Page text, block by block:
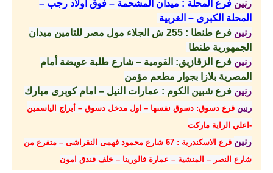
رنين فرع المحلة : ميدان المشحمة – فوق اولاد رجب –
المحلة الكبرى – الغربية
رنين
فرع طنطا : 255 ش الجلاء مول مصر للتامين ميدان
الجمهورية طنطا
رنين فرع الزقازيق: القومية – شارع طلبة عويضة أمام
المصرية بلازا بجوار مطعم مؤمن
رنين فرع شبين الكوم : عمارات النيل – امام كوبرى مبارك
رنين فرع دسوق: دسوق نفسها – اول مدخل دسوق – أبراج الياسمين
-اعلي الراية ماركت
رنين
فرع الاسكندرية : 67 شارع محمود فهمى النقراشى – متفرع من
شارع النصر – المنشية – عمارة فالورينا – خلف فندق امون